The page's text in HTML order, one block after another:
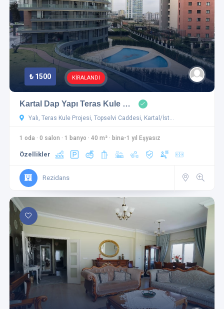
₺ 1500 KİRALANDI
Kartal Dap Yapı Teras Kule …
Yalı, Teras Kule Projesi, Topselvi Caddesi, Kartal/İst…
1 oda · 0 salon · 1 banyo · 40 m² · bina-1 yıl Eşyasız
Özellikler
Rezidans